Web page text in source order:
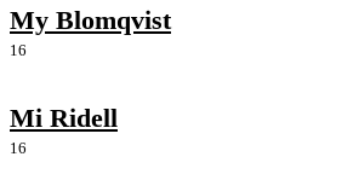
My Blomqvist
16
Mi Ridell
16